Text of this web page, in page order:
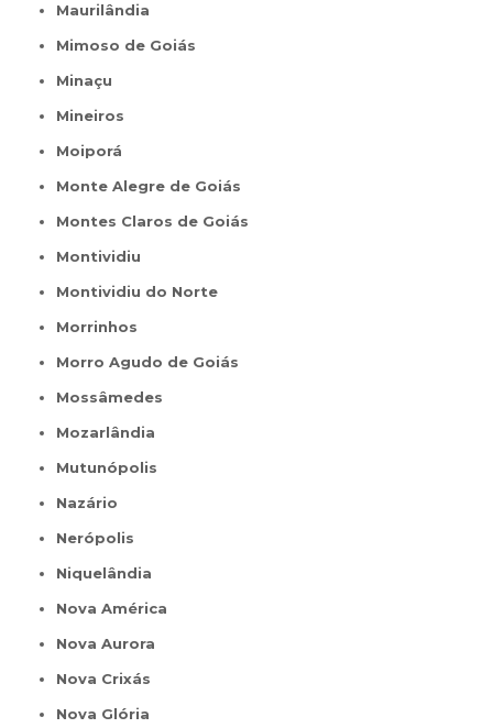
Maurilândia
Mimoso de Goiás
Minaçu
Mineiros
Moiporá
Monte Alegre de Goiás
Montes Claros de Goiás
Montividiu
Montividiu do Norte
Morrinhos
Morro Agudo de Goiás
Mossâmedes
Mozarlândia
Mutunópolis
Nazário
Nerópolis
Niquelândia
Nova América
Nova Aurora
Nova Crixás
Nova Glória